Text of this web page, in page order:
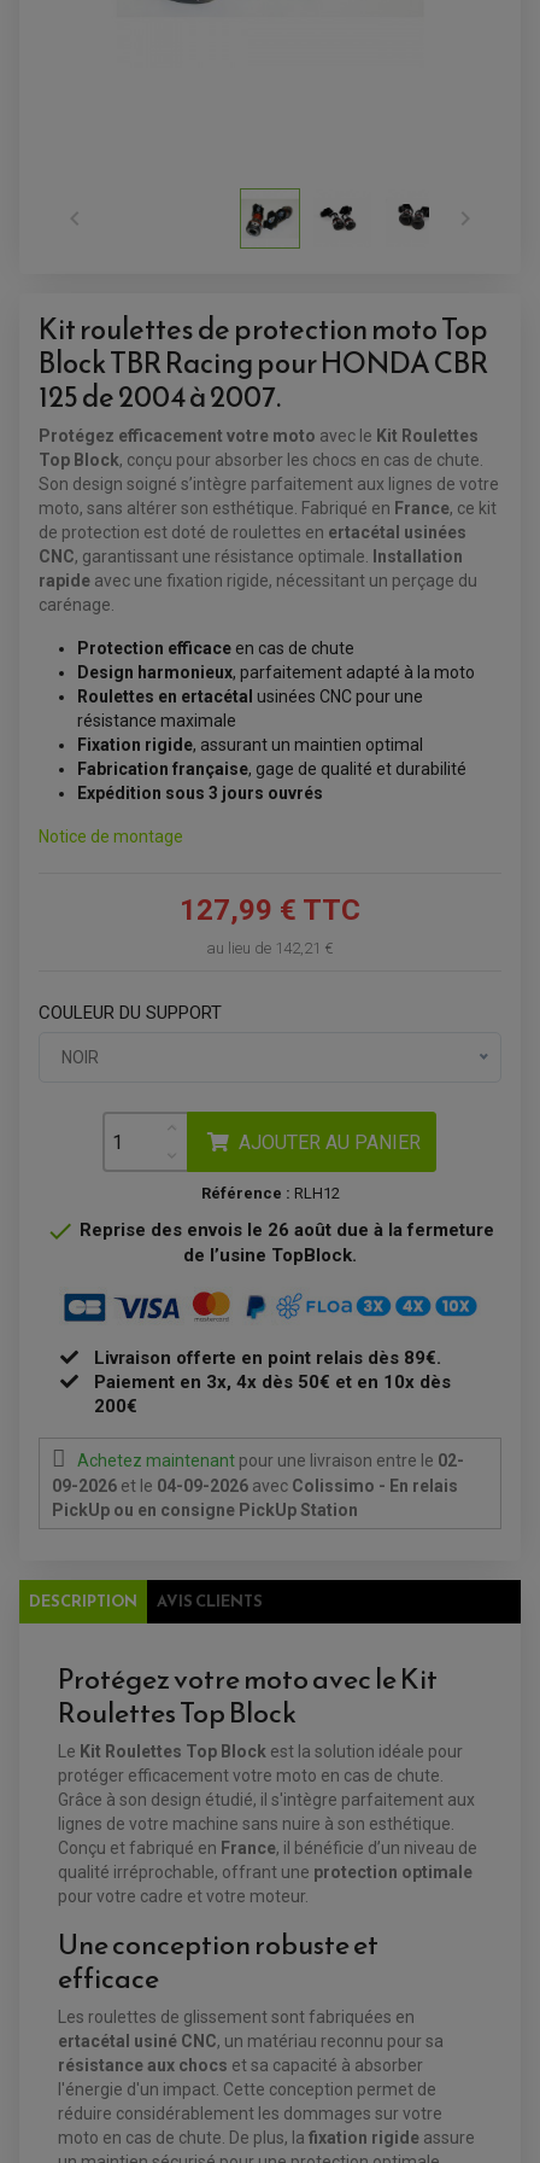
BAGAGERIE
BAGAGERIE SOUPLE
ACCESSOIRE GPS, SMARTPHONE
SELLE CONFORT
SUPPORT TOP CASE
SUPPORT VALISE LATERAL
ACCESSOIRE ÉCHAPPEMENT
BATTERIE
CLIGNOTANT TYPE ORIGINE
KIT RECONDITIONNEMENT DEMARREUR
POMPE A ESSENCE
REDRESSEUR / REGULATEUR
ENTRETIEN MOTO
ANTIPARASITE NGK
BOUGIE NGK
FILTRE A AIR
FILTRE ET ACCESSOIRE ESSENCE
OUTILLAGE
PRODUIT D'ENTRETIEN
FREINAGE
ACCESSOIRE + VISSERIE FREINAGE
ÉCHAPPEMENT SCOOTER
CHARGEUR DE BATTERIE
ECLAIRAGE SCOOTER
DISQUE DE FREIN AVANT
ACCESSOIRE + VISSERIE FREINAGE
DISQUE DE FREIN ARRIERE
PLAQUETTE DE FREIN AVANT
PLAQUETTE DE FREIN ARRIERE
MAÎTRE CYLINDRE
ACCESSOIRES ANODISES POUR QUAD
BOUCHON DE RÉSERVOIR QUAD
GUIDON QUAD
KIT DÉCO QUAD / SSV
KIT POIGNÉE DE GAZ QUAD
POIGNÉE QUAD
PROTÈGE-MAINS
PONTETS / REHAUSSES DE GUIDON
REPOSE PIED QUAD
BAGAGERIE / TREUIL / ATTELAGE
COFFRE / TOP CASE QUAD
TREUIL ET ATTELAGE QUAD-SSV
ÉCHAPPEMENT QUAD
ÉCHAPPEMENT QUAD
BATTERIE
FILTRE A HUILE QUAD
EQUIPEMENT ELECTRIQUE QUAD / SSV
ACCESSOIRES ELECTRIQUE QUAD / SSV
BOITIER CDI QUAD ET SSV
CHARGEUR DE BATTERIE QUAD / SSV
COMPTEUR QUAD / SSV
CONTACTEUR A CLÉ QUAD
DÉMARREUR
ECLAIRAGE LED / HALOGÈNE
EQUIPEMENT FREINAGE QUAD / SSV
DISQUE DE FREIN QUAD / SSV
KIT DURITE DE FREIN QUAD
KIT REPARATION MAÎTRE CYLINDRE QUAD / SSV
PLAQUETTES DE FREIN QUAD / SSV
HUILE ET PRODUIT D'ENTRETIEN QUAD
HUILE POUR QUAD
ÉQUIPEMENT ÉLECTRIQUE
ACCESSOIRES ÉLECTRIQUE ENDURO
PLAQUE PHARE
COMPTEUR D'HEURE
CONDENSATEUR
BOBINE D'ALLUMAGE
COUPE-CONTACT
TRANSMISSION
PATIN DE BRAS OSCILLANT
ROULETTE DE CHAÎNE
EMBRAYAGE OFF ROAD
POMPE À EAU BOYESEN
KIT RÉPARATION POMPE A EAU
DURITE RADIATEUR
PNEUMATIQUE
MOUSSE
CHAMBRE À AIR
EQUIPEMENT FREINAGE MOTO CROSS ET
ENDURO
ACCESSOIRES FREINAGE
 
Kit roulettes de protection moto Top
Block TBR Racing pour HONDA CBR
125 de 2004 à 2007.
Protégez efficacement votre moto avec le Kit Roulettes
Top Block, conçu pour absorber les chocs en cas de chute.
Son design soigné s’intègre parfaitement aux lignes de votre
moto, sans altérer son esthétique. Fabriqué en France, ce kit
de protection est doté de roulettes en ertacétal usinées
CNC, garantissant une résistance optimale.
Installation
rapide avec une fixation rigide, nécessitant un perçage du
carénage.
Protection efficace en cas de chute
Design harmonieux, parfaitement adapté à la moto
Roulettes en ertacétal usinées CNC pour une
résistance maximale
Fixation rigide, assurant un maintien optimal
Fabrication française, gage de qualité et durabilité
Expédition sous 3 jours ouvrés
Notice de montage
127,99 € TTC
au lieu de 142,21 €
COULEUR DU SUPPORT
NOIR
AJOUTER AU PANIER
Référence : RLH12
 Reprise des envois le 26 août due à la fermeture
de l’usine TopBlock.
Livraison offerte en point relais dès 89€.
Paiement en 3x, 4x dès 50€ et en 10x dès
200€
Achetez maintenant pour une livraison entre le 02-
09-2026 et le 04-09-2026 avec Colissimo - En relais
PickUp ou en consigne PickUp Station
DESCRIPTION AVIS CLIENTS
Protégez votre moto avec le Kit
Roulettes Top Block
Le Kit Roulettes Top Block est la solution idéale pour
protéger efficacement votre moto en cas de chute.
Grâce à son design étudié, il s'intègre parfaitement aux
lignes de votre machine sans nuire à son esthétique.
Conçu et fabriqué en France, il bénéficie d’un niveau de
qualité irréprochable, offrant une protection optimale
pour votre cadre et votre moteur.
Une conception robuste et
efficace
Les roulettes de glissement sont fabriquées en
ertacétal usiné CNC, un matériau reconnu pour sa
résistance aux chocs et sa capacité à absorber
l'énergie d'un impact. Cette conception permet de
réduire considérablement les dommages sur votre
moto en cas de chute. De plus, la fixation rigide assure